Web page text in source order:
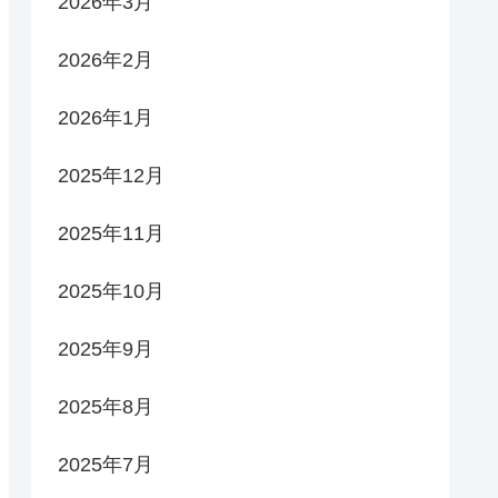
2026年2月
2026年1月
2025年12月
2025年11月
2025年10月
2025年9月
2025年8月
2025年7月